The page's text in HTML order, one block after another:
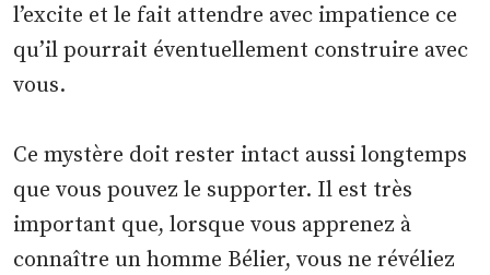
l’excite et le fait attendre avec impatience ce
qu’il pourrait éventuellement construire avec
vous.
Ce mystère doit rester intact aussi longtemps
que vous pouvez le supporter. Il est très
important que, lorsque vous apprenez à
connaître un homme Bélier, vous ne révéliez